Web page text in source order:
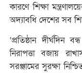
কারণে শিক্ষা
অদ্যাবধি দেশের সব
‘প্রতিষ্ঠান
নিরাপত্তা বজায়
সরঞ্জামের সুরক্ষা